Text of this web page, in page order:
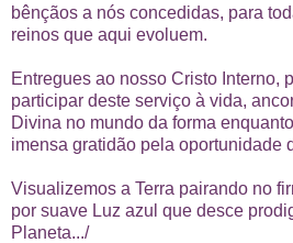
bênçãos a nós concedidas, para
reinos que aqui evoluem.
Entregues ao nosso Cristo Interno,
participar deste serviço à vida,
Divina no mundo da forma
imensa gratidão pela oportunidade
Visualizemos a Terra pairando no
por suave Luz azul que desce
Planeta.../